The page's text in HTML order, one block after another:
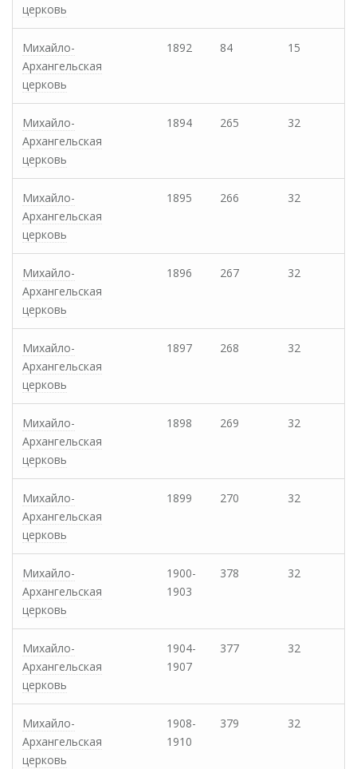
церковь
Михайло-
Архангельская
церковь
1892 84 15
Михайло-
Архангельская
церковь
1894 265 32
Михайло-
Архангельская
церковь
1895 266 32
Михайло-
Архангельская
церковь
1896 267 32
Михайло-
Архангельская
церковь
1897 268 32
Михайло-
Архангельская
церковь
1898 269 32
Михайло-
Архангельская
церковь
1899 270 32
Михайло-
Архангельская
церковь
1900-
1903
378 32
Михайло-
Архангельская
церковь
1904-
1907
377 32
Михайло-
Архангельская
церковь
1908-
1910
379 32